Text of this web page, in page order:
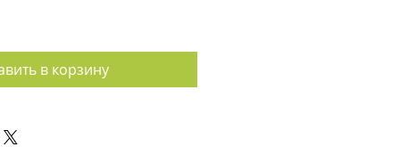
в корзину